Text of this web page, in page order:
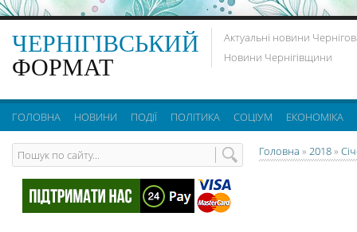
ЧЕРНІГІВСЬКИЙ
ФОРМАТ
Актуальні новини
Новини Чернігівщини
ГОЛОВНА НОВИНИ ПОДІЇ ПОЛІТИКА СОЦІУМ ЕКОНОМІКА
Головна » 2018»